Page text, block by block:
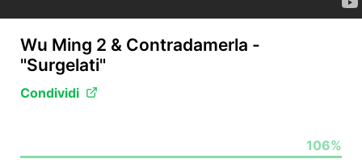
Wu Ming 2 & Contradamerla -
"Surgelati"
Condividi
106%